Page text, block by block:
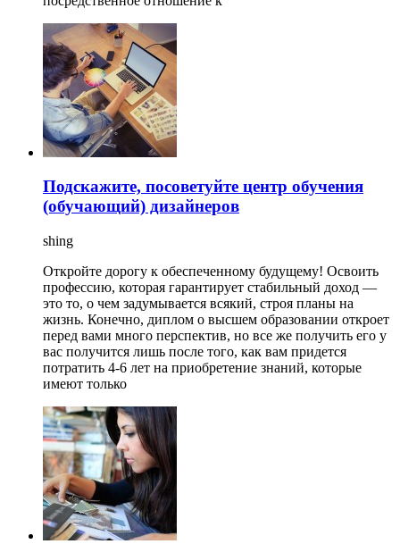
Подскажите, посоветуйте центр обучения
(обучающий) дизайнеров
shing
Откройте дорогу к обеспеченному будущему! Освоить
профессию, которая гарантирует стабильный доход —
это то, о чем задумывается всякий, строя планы на
жизнь. Конечно, диплом о высшем образовании откроет
перед вами много перспектив, но все же получить его у
вас получится лишь после того, как вам придется
потратить 4-6 лет на приобретение знаний, которые
имеют только